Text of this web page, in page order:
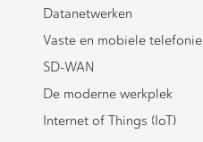
Datanetwerken
Vaste en mobiele telefonie
SD-WAN
De moderne werkplek
Internet of Things (IoT)